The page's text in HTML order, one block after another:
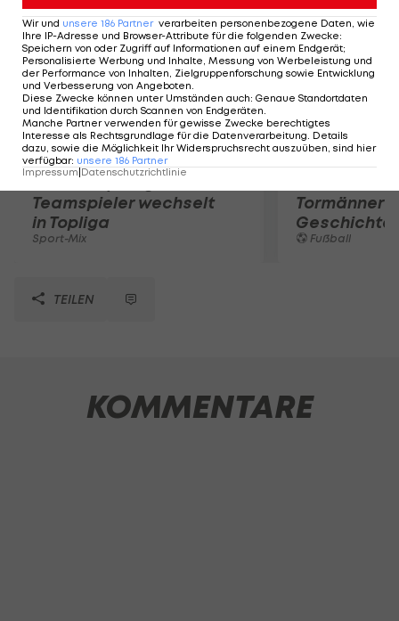
Karrieresprung! ÖVV-
Teamspieler wechselt
in Topliga
Sport-Mix
Tormänner
Geschichte
Fußball
TEILEN
KOMMENTARE
Wir und unsere 186 Partner verarbeiten personenbezogene Daten, wie
Ihre IP-Adresse und Browser-Attribute für die folgenden Zwecke:
Speichern von oder Zugriff auf Informationen auf einem Endgerät;
Personalisierte Werbung und Inhalte, Messung von Werbeleistung und
der Performance von Inhalten, Zielgruppenforschung sowie Entwicklung
und Verbesserung von Angeboten.
Diese Zwecke können unter Umständen auch: Genaue Standortdaten
und Identifikation durch Scannen von Endgeräten.
Manche Partner verwenden für gewisse Zwecke berechtigtes
Interesse als Rechtsgrundlage für die Datenverarbeitung. Details
dazu, sowie die Möglichkeit Ihr Widerspruchsrecht auszuüben, sind hier
verfügbar: unsere 186 Partner
Impressum Datenschutzrichtlinie